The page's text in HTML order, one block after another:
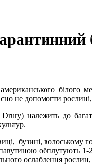
білого
не допомогти
належить до
бузині, волоському
обплутують
ослаблення